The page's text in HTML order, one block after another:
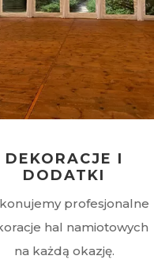
DEKORACJE I
DODATKI
profesjonalne
hal namiotowych
na każdą okazję.